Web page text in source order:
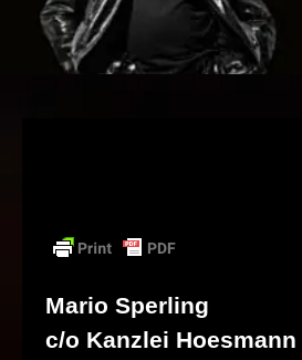
Mario Sperling
c/o Kanzlei Hoesmann